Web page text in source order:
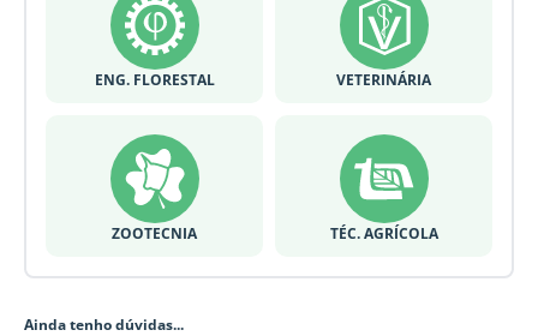
ENG. FLORESTAL VETERINÁRIA
ZOOTECNIA TÉC. AGRÍCOLA
Ainda tenho dúvidas...